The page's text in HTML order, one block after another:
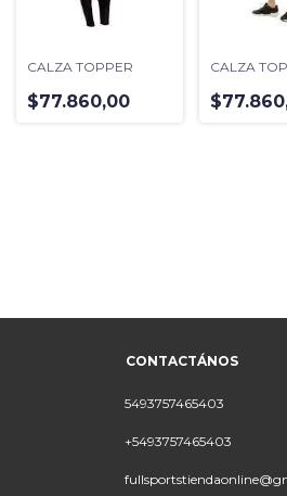
CALZA TOPPER
$77.860,00
CALZA
CONTACTÁNOS
5493757465403
+5493757465403